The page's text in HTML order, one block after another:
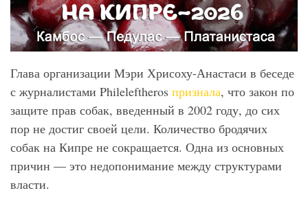
Глава организации Мэри Хрисоху-Анастаси в беседе
с журналистами Phileleftheros признала, что закон по
защите прав собак, введенный в 2002 году, до сих
пор не достиг своей цели. Количество бродячих
собак на Кипре не сокращается. Одна из основных
причин — это недопонимание между структурами
власти.